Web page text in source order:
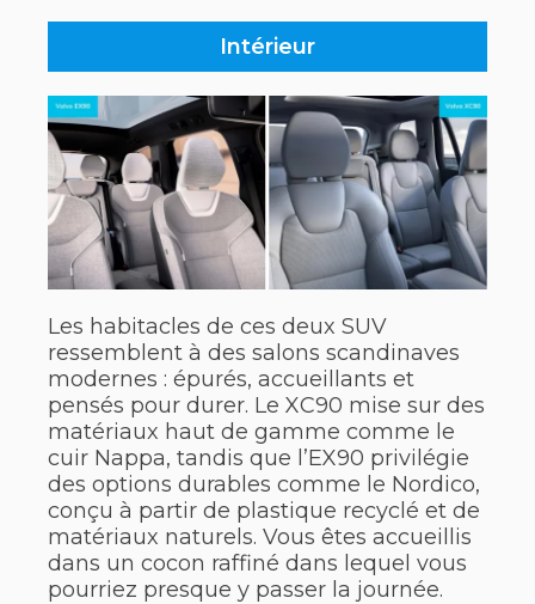
Intérieur
Les habitacles de ces deux SUV
ressemblent à des salons scandinaves
modernes : épurés, accueillants et
pensés pour durer. Le XC90 mise sur des
matériaux haut de gamme comme le
cuir Nappa, tandis que l’EX90 privilégie
des options durables comme le Nordico,
conçu à partir de plastique recyclé et de
matériaux naturels. Vous êtes accueillis
dans un cocon raffiné dans lequel vous
pourriez presque y passer la journée.